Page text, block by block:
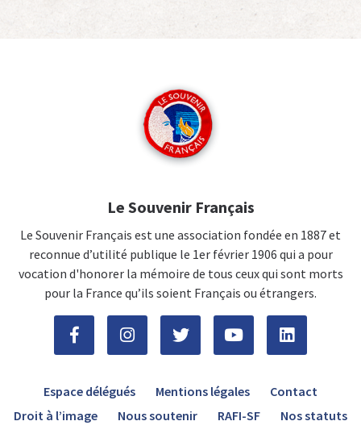
Le Souvenir Français
Le Souvenir Français est une association fondée en 1887 et
reconnue d’utilité publique le 1er février 1906 qui a pour
vocation d'honorer la mémoire de tous ceux qui sont morts
pour la France qu’ils soient Français ou étrangers.
Espace délégués Mentions légales
Contact
Droit à l’image
Nous soutenir RAFI-SF Nos statuts